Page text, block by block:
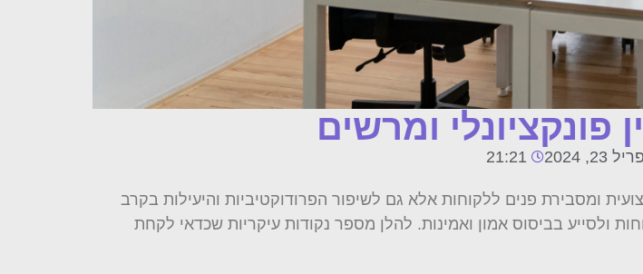
פונקציונלי ומרשים
23, 2024
21:21
ומסבירת פנים ללקוחות אלא גם לשיפור הפרודוקטיביות והיעילות בקרב
ולסייע בביסוס אמון ואמינות. להלן מספר נקודות עיקריות שכדאי לקחת